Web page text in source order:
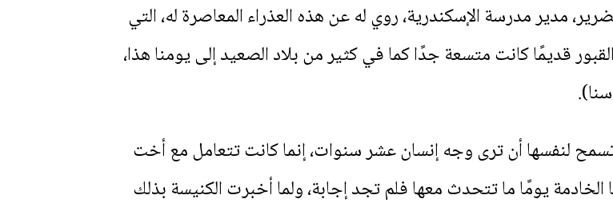
مدير مدرسة الإسكندرية، روي له عن هذه العذراء المعاصرة له، التي
قديمًا كانت متسعة جدًا كما في كثير من بلاد الصعيد إلى يومنا هذا،
تسمح لنفسها أن ترى وجه إنسان عشر سنوات، إنما كانت تتعامل مع أخت
يومًا ما تتحدث معها فلم تجد إجابة، ولما أخبرت الكنيسة بذلك